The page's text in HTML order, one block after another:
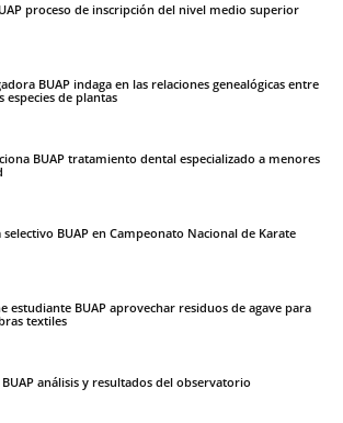
proceso de inscripción del nivel medio superior
BUAP indaga en las relaciones genealógicas entre
especies de plantas
BUAP tratamiento dental especializado a menores
selectivo BUAP en Campeonato Nacional de Karate
estudiante BUAP aprovechar residuos de agave para
textiles
BUAP análisis y resultados del observatorio